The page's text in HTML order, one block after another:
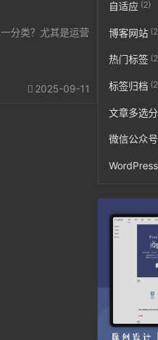
分类？尤其是运营
2025-09-11
自适应 (2)
博客网站
热门标签
标签归档
文章多选
微信公众号